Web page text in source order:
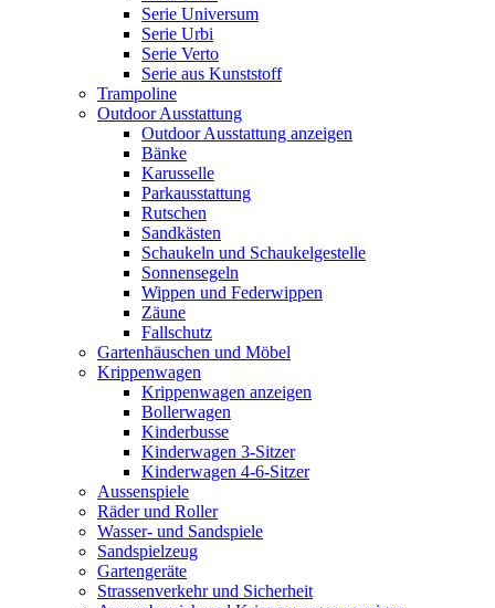
Serie Universum
Serie Urbi
Serie Verto
Serie aus Kunststoff
Trampoline
Outdoor Ausstattung
Outdoor Ausstattung anzeigen
Bänke
Karusselle
Parkausstattung
Rutschen
Sandkästen
Schaukeln und Schaukelgestelle
Sonnensegeln
Wippen und Federwippen
Zäune
Fallschutz
Gartenhäuschen und Möbel
Krippenwagen
Krippenwagen anzeigen
Bollerwagen
Kinderbusse
Kinderwagen 3-Sitzer
Kinderwagen 4-6-Sitzer
Aussenspiele
Räder und Roller
Wasser- und Sandspiele
Sandspielzeug
Gartengeräte
Strassenverkehr und Sicherheit